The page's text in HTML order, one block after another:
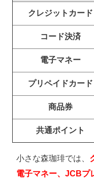
クレジットカード
コード決済
電子マネー
プリペイドカード
商品券
共通ポイント
小さな森珈琲では、
電子マネー、JCBプ